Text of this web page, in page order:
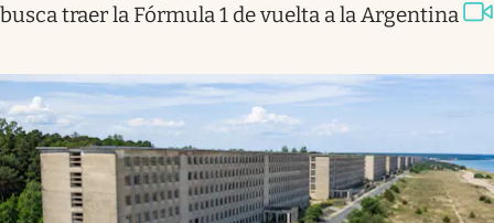
busca traer la Fórmula 1 de vuelta a la Argentina